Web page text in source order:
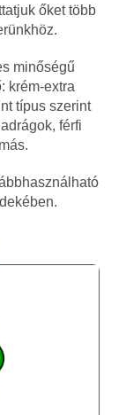
őket több
minőségű
krém-extra
típus szerint
férfi